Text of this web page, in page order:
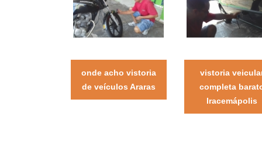
onde acho vistoria
de veículos Araras
vistoria
completa
Iracemápolis